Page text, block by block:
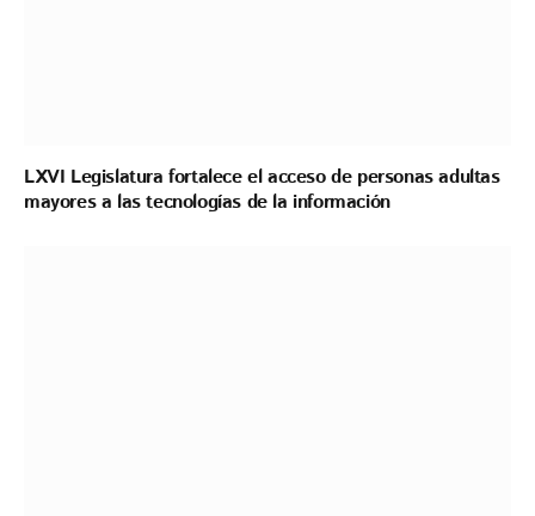
LXVI Legislatura fortalece el acceso de personas adultas
mayores a las tecnologías de la información